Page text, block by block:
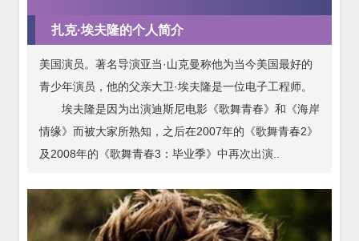
扎克·埃夫隆的个人简介
美国演员。著名导演亚当·山克曼称他为当今美国最好的
青少年演员，他的父亲大卫·埃夫隆是一位电子工程师。
埃夫隆是因为出演迪斯尼电影《歌舞青春》和《海岸
情缘》而被大家所熟知，之后在2007年的《歌舞青春2》
及2008年的《歌舞青春3：毕业季》中再次出演..